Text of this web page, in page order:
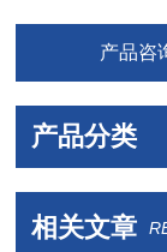
产品咨
产品分类
相关文章